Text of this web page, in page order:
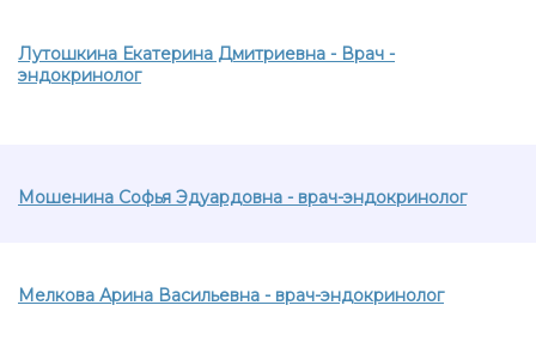
Лутошкина Екатерина Дмитриевна - Врач -
эндокринолог
Мошенина Софья Эдуардовна - врач-эндокринолог
Мелкова Арина Васильевна - врач-эндокринолог